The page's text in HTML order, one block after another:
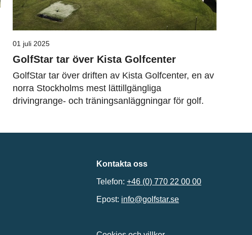
01 juli 2025
GolfStar tar över Kista Golfcenter
GolfStar tar över driften av Kista Golfcenter, en av
norra Stockholms mest lättillgängliga
drivingrange- och träningsanläggningar för golf.
Kontakta oss
Telefon: +46 (0) 770 22 00 00
Epost: info@golfstar.se